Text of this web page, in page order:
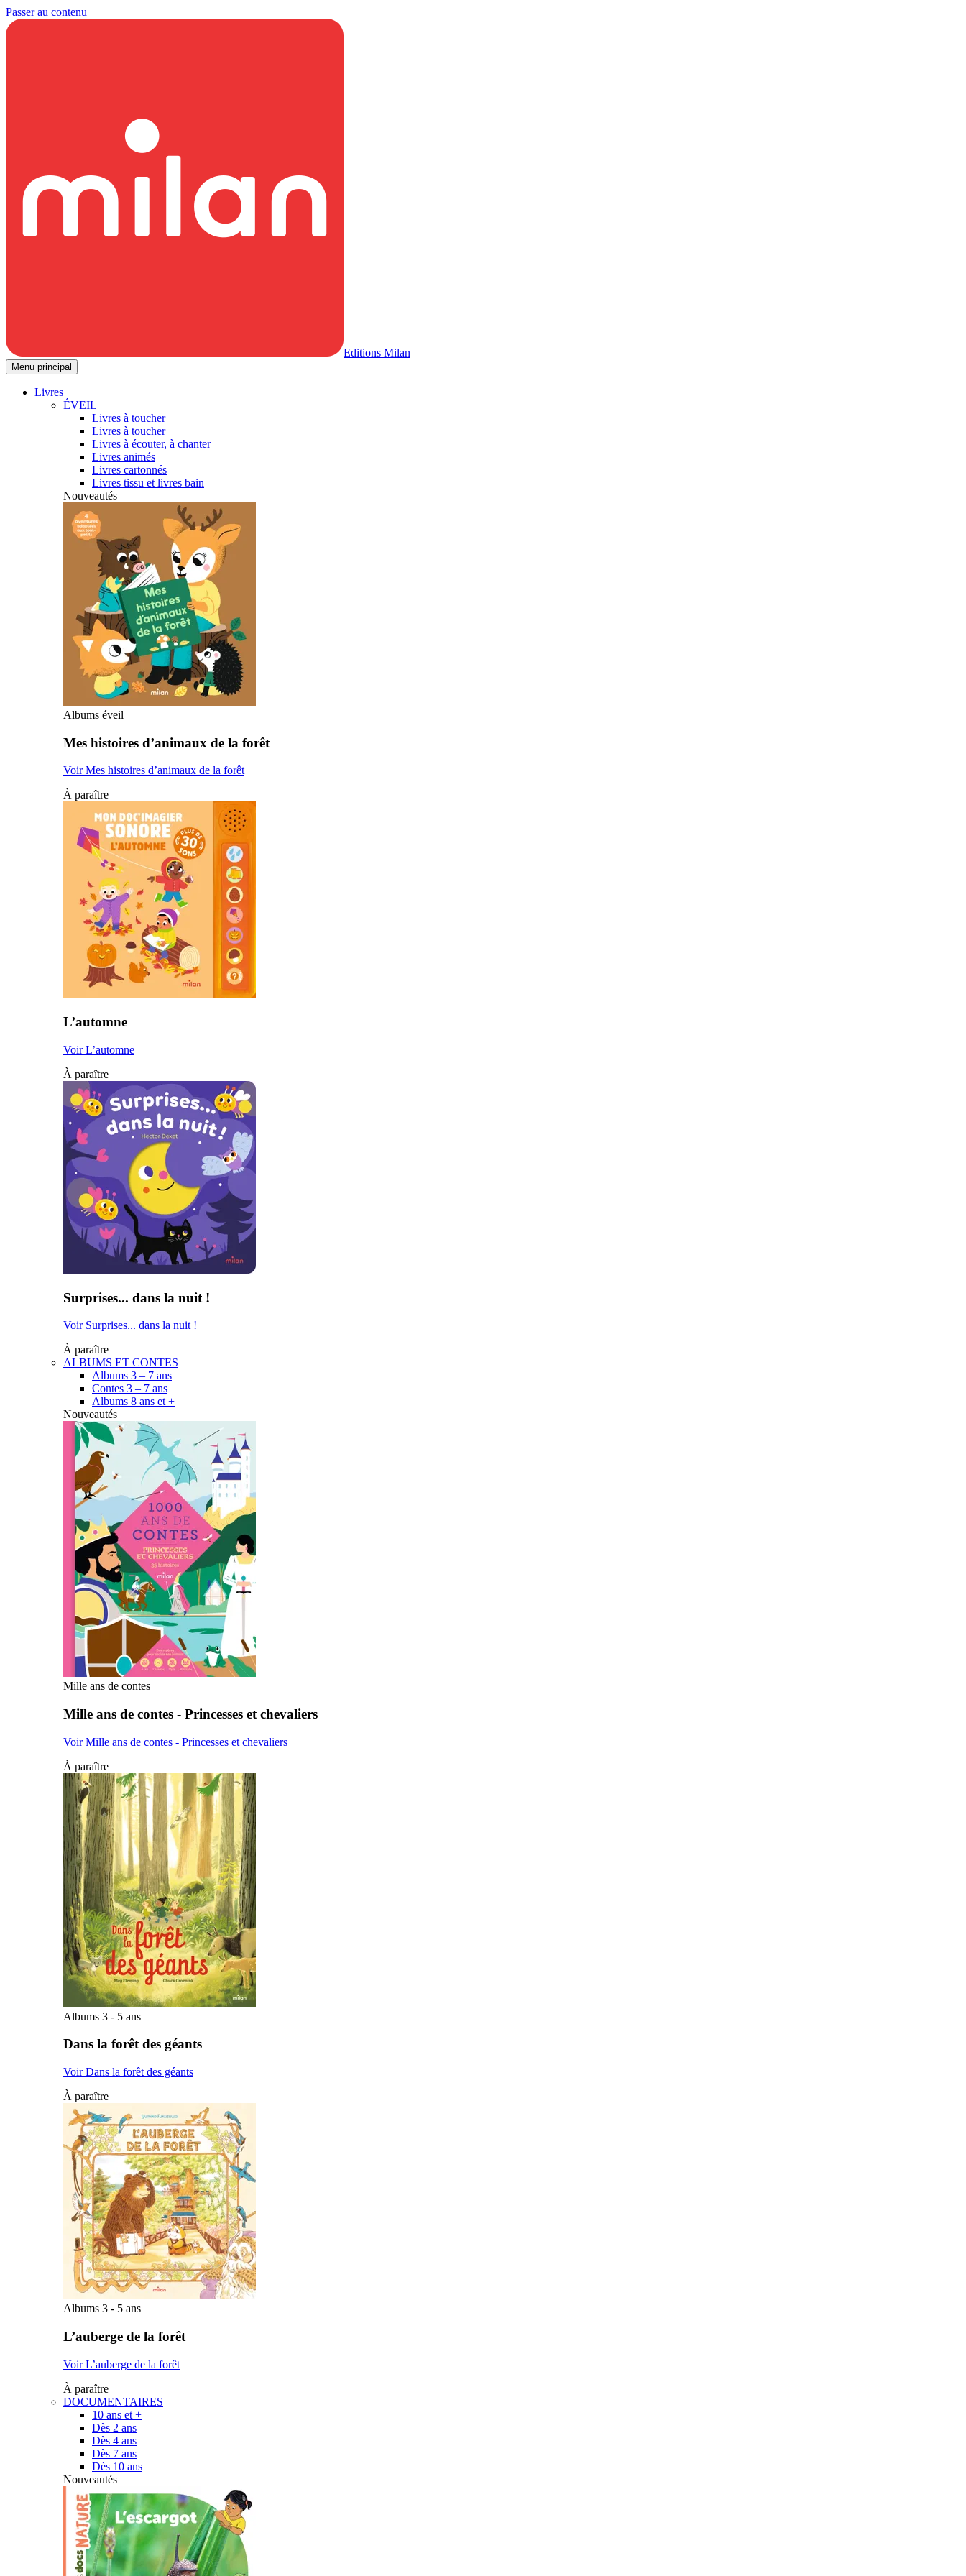
Passer au contenu
Editions Milan
Menu principal
Livres
ÉVEIL
Livres à toucher
Livres à toucher
Livres à écouter, à chanter
Livres animés
Livres cartonnés
Livres tissu et livres bain
Nouveautés
Albums éveil
Mes histoires d’animaux de la forêt
Voir Mes histoires d’animaux de la forêt
À paraître
L’automne
Voir L’automne
À paraître
Surprises... dans la nuit !
Voir Surprises... dans la nuit !
À paraître
ALBUMS ET CONTES
Albums 3 – 7 ans
Contes 3 – 7 ans
Albums 8 ans et +
Nouveautés
Mille ans de contes
Mille ans de contes - Princesses et chevaliers
Voir Mille ans de contes - Princesses et chevaliers
À paraître
Albums 3 - 5 ans
Dans la forêt des géants
Voir Dans la forêt des géants
À paraître
Albums 3 - 5 ans
L’auberge de la forêt
Voir L’auberge de la forêt
À paraître
DOCUMENTAIRES
10 ans et +
Dès 2 ans
Dès 4 ans
Dès 7 ans
Dès 10 ans
Nouveautés